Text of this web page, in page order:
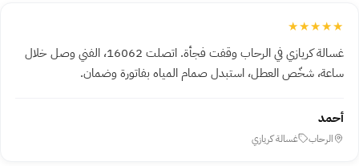
★★★★★
غسالة كريازي في الرحاب وقفت فجأة. اتصلت 16062، الفني وصل خلال
ساعة، شخّص العطل، استبدل صمام المياه بفاتورة وضمان.
أحمد
الرحاب غسالة كريازي